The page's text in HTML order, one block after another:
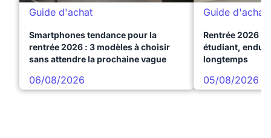
Guide d'achat
Smartphones tendance pour la
rentrée 2026 : 3 modèles à choisir
sans attendre la prochaine vague
06/08/2026
Guide d'achat
Rentrée 2026 :
étudiant,
longtemps
05/08/2026